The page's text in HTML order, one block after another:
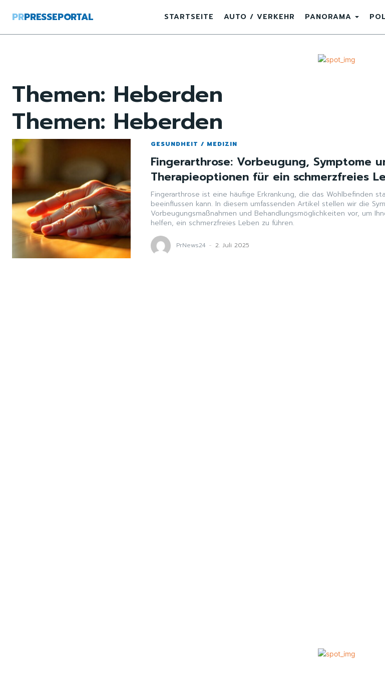
PRPRESSEPORTAL STARTSEITE AUTO / VERKEHR PANORAMA
Themen: Heberden
Themen: Heberden
GESUNDHEIT / MEDIZIN
Fingerarthrose: Vorbeugung, Symptome
Therapieoptionen für ein schmerzfreies
Fingerarthrose ist eine häufige Erkrankung, die das Wohlbefinden
beeinflussen kann. In diesem umfassenden Artikel stellen wir die
Vorbeugungsmaßnahmen und Behandlungsmöglichkeiten vor, um
helfen, ein schmerzfreies Leben zu führen.
PrNews24 - 2. Juli 2025